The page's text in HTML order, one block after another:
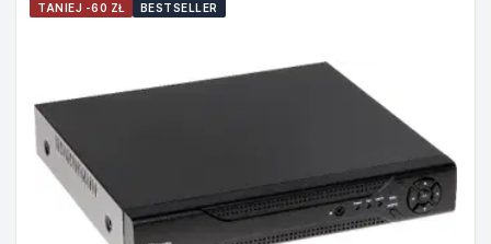
TANIEJ -60 ZŁ BESTSELLER